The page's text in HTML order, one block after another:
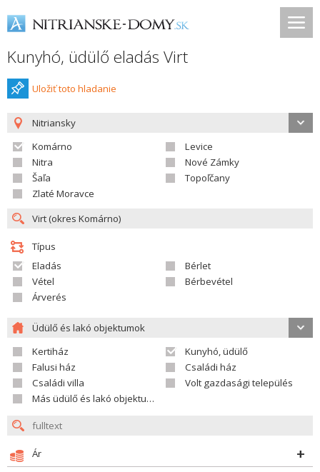
Kunyhó, üdülő eladás Virt
Uložiť toto hladanie
Nitriansky
Komárno
Levice
Nitra
Nové Zámky
Šaľa
Topoľčany
Zlaté Moravce
Típus
Eladás
Bérlet
Vétel
Bérbevétel
Árverés
Üdülő és lakó objektumok
Kertiház
Kunyhó, üdülő
Falusi ház
Családi ház
Családi villa
Volt gazdasági település
Más üdülő és lakó objektumok
Ár